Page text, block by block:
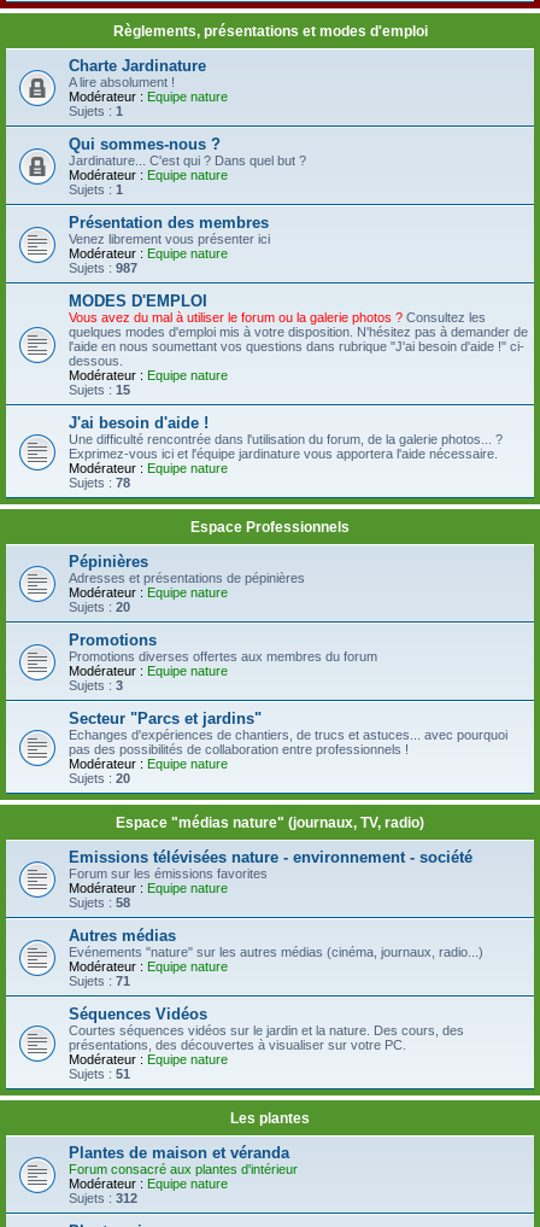
Règlements, présentations et modes d'emploi
Charte Jardinature
A lire absolument !
Modérateur : Equipe nature
Sujets : 1
Qui sommes-nous ?
Jardinature... C'est qui ? Dans quel but ?
Modérateur : Equipe nature
Sujets : 1
Présentation des membres
Venez librement vous présenter ici
Modérateur : Equipe nature
Sujets : 987
MODES D'EMPLOI
Vous avez du mal à utiliser le forum ou la galerie photos ? Consultez les
quelques modes d'emploi mis à votre disposition. N'hésitez pas à demander de
l'aide en nous soumettant vos questions dans rubrique "J'ai besoin d'aide !" ci-
dessous.
Modérateur : Equipe nature
Sujets : 15
J'ai besoin d'aide !
Une difficulté rencontrée dans l'utilisation du forum, de la galerie photos... ?
Exprimez-vous ici et l'équipe jardinature vous apportera l'aide nécessaire.
Modérateur : Equipe nature
Sujets : 78
Espace Professionnels
Pépinières
Adresses et présentations de pépinières
Modérateur : Equipe nature
Sujets : 20
Promotions
Promotions diverses offertes aux membres du forum
Modérateur : Equipe nature
Sujets : 3
Secteur "Parcs et jardins"
Echanges d'expériences de chantiers, de trucs et astuces... avec pourquoi
pas des possibilités de collaboration entre professionnels !
Modérateur : Equipe nature
Sujets : 20
Espace "médias nature" (journaux, TV, radio)
Emissions télévisées nature - environnement - société
Forum sur les émissions favorites
Modérateur : Equipe nature
Sujets : 58
Autres médias
Evénements "nature" sur les autres médias (cinéma, journaux, radio...)
Modérateur : Equipe nature
Sujets : 71
Séquences Vidéos
Courtes séquences vidéos sur le jardin et la nature. Des cours, des
présentations, des découvertes à visualiser sur votre PC.
Modérateur : Equipe nature
Sujets : 51
Les plantes
Plantes de maison et véranda
Forum consacré aux plantes d'intérieur
Modérateur : Equipe nature
Sujets : 312